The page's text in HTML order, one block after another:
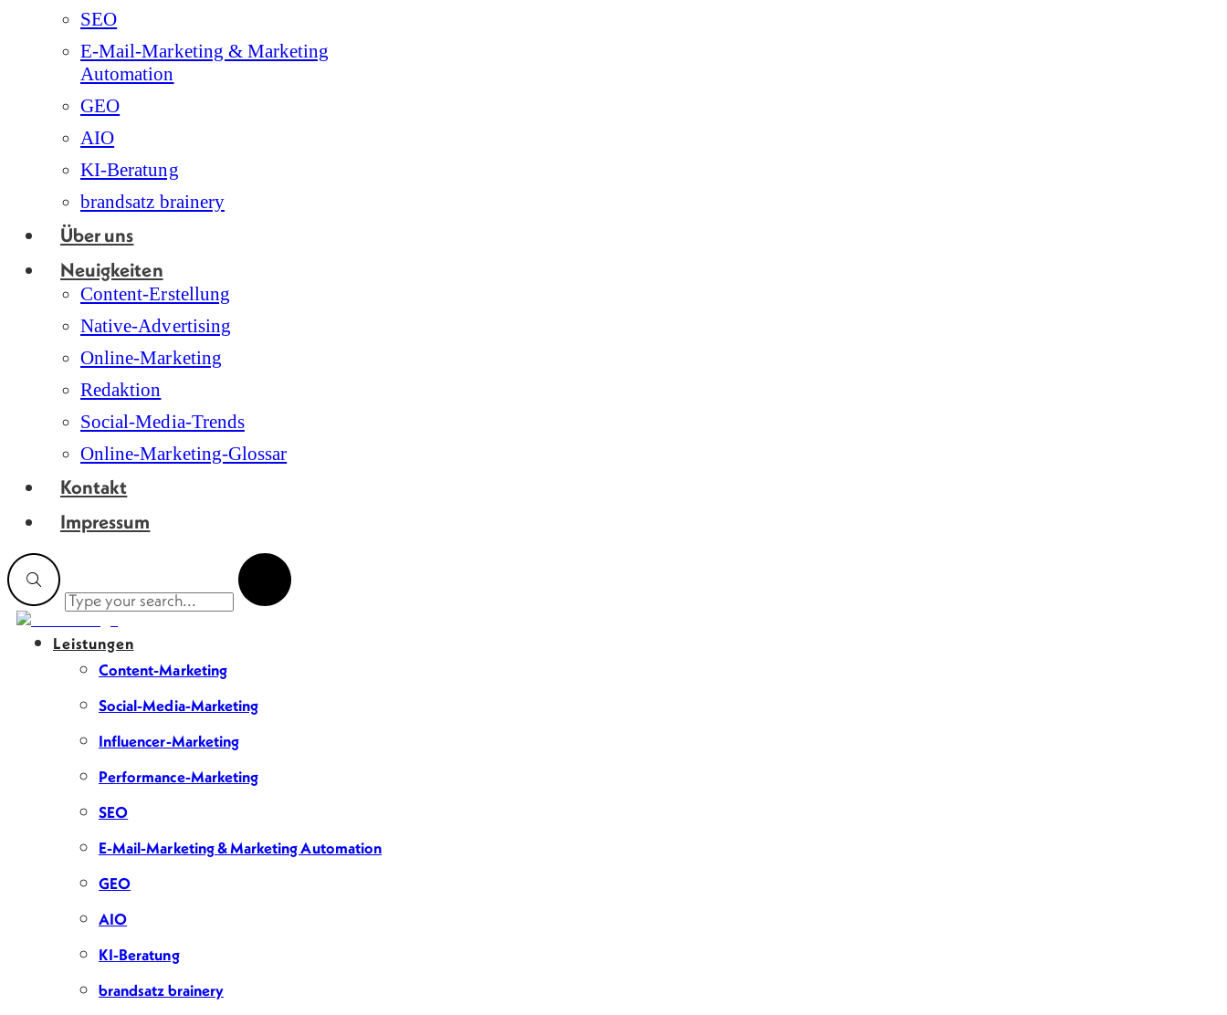
SEO
E-Mail-Marketing & Marketing
Automation
GEO
AIO
KI-Beratung
brandsatz brainery
Über uns
Neuigkeiten
Content-Erstellung
Native-Advertising
Online-Marketing
Redaktion
Social-Media-Trends
Online-Marketing-Glossar
Kontakt
Impressum
Leistungen
Content-Marketing
Social-Media-Marketing
Influencer-Marketing
Performance-Marketing
SEO
E-Mail-Marketing & Marketing Automation
GEO
AIO
KI-Beratung
brandsatz brainery